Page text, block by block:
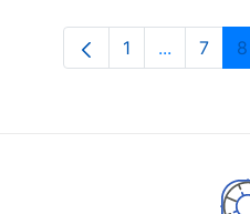
Página
1 ...Páginas
7 8